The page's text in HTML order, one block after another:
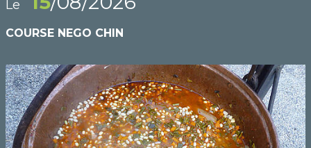
Le
COURSE NEGO CHIN